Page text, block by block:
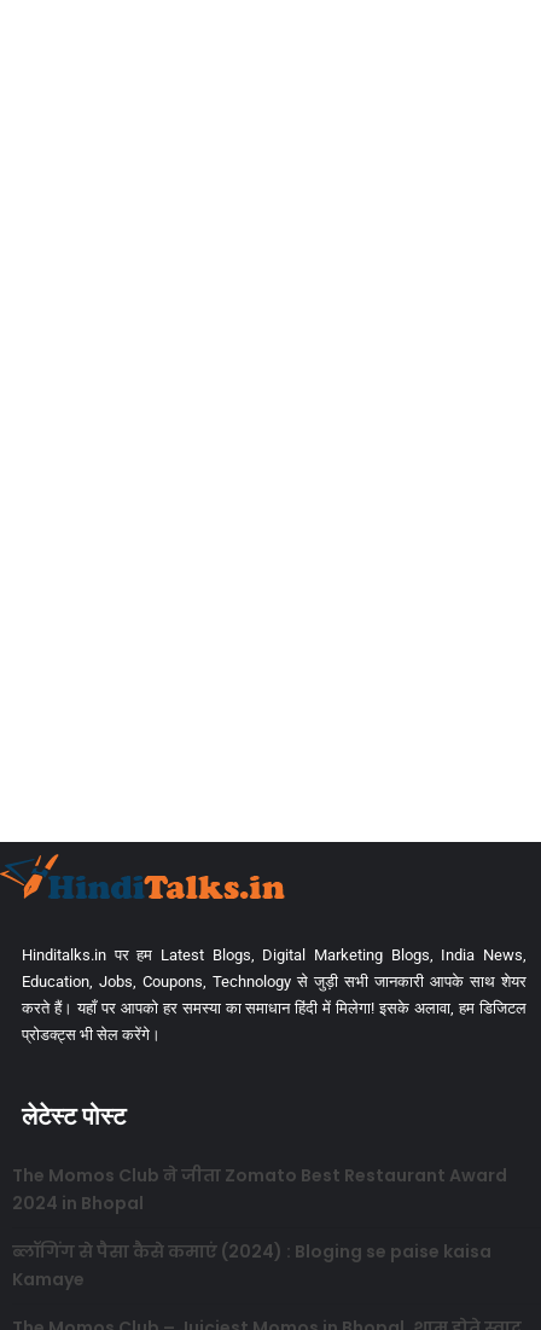
Hinditalks.in पर हम Latest Blogs, Digital Marketing Blogs, India News,
Education, Jobs, Coupons, Technology से जुड़ी सभी जानकारी आपके साथ शेयर
करते हैं। यहाँ पर आपको हर समस्या का समाधान हिंदी में मिलेगा! इसके अलावा, हम डिजिटल
प्रोडक्ट्स भी सेल करेंगे।
लेटेस्ट पोस्ट
The Momos Club ने जीता Zomato Best Restaurant Award
2024 in Bhopal
ब्लॉगिंग से पैसा कैसे कमाएं (2024) : Bloging se paise kaisa
Kamaye